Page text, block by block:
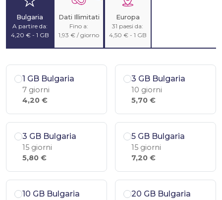
Bulgaria
A partire da:
4,20 € - 1 GB
Dati Illimitati
Fino a:
1,93 € / giorno
Europa
31 paesi da:
4,50 € - 1 GB
1 GB Bulgaria
7 giorni
4,20 €
3 GB Bulgaria
10 giorni
5,70 €
3 GB Bulgaria
15 giorni
5,80 €
5 GB Bulgaria
15 giorni
7,20 €
10 GB Bulgaria 20 GB Bulgaria